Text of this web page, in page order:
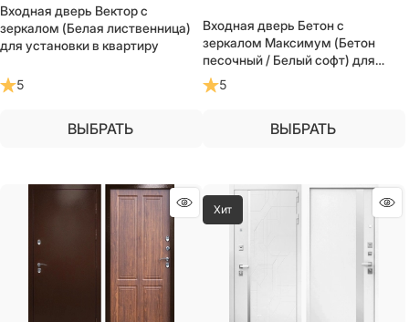
Входная дверь Вектор с
зеркалом (Белая лиственница)
для установки в квартиру
5
ВЫБРАТЬ
Входная дверь Бетон с
зеркалом Максимум (Бетон
песочный / Белый софт) для
установки в квартиру
5
ВЫБРАТЬ
Хит